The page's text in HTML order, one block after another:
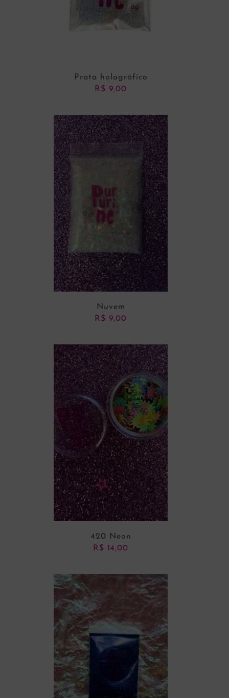
ADICIONAR AO CARRINHO
Prata holográfico
R$ 9,00
ADICIONAR AO CARRINHO
Nuvem
R$ 9,00
ADICIONAR AO CARRINHO
420 Neon
R$ 14,00